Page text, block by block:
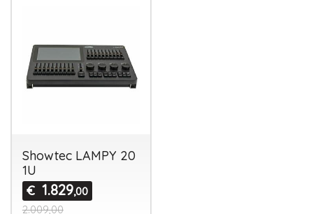
Showtec LAMPY 20
1U
€ 1.829,00
2.009,00